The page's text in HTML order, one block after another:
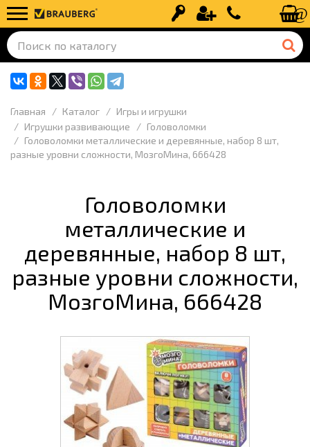
Вход Регистрация+7 (499) 110-
Главная Каталог
Игры и игрушки
Игрушки развивающие
Головоломки
Головоломки металлические и деревянные, набор 8 шт,
разные уровни сложности, МозгоМина, 666428
Головоломки
металлические и
деревянные, набор 8 шт,
разные уровни сложности,
МозгоМина, 666428